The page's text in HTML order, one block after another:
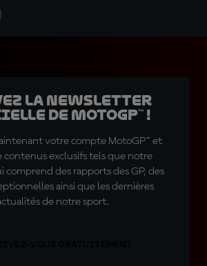
la Newsletter
de MotoGP™ !
votre compte MotoGP™ et
contenus exclusifs tels que notre
comprend des rapports des GP, des
ainsi que les dernières
de notre sport.